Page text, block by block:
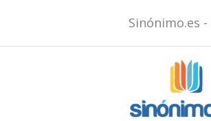
Sinónimo.es -